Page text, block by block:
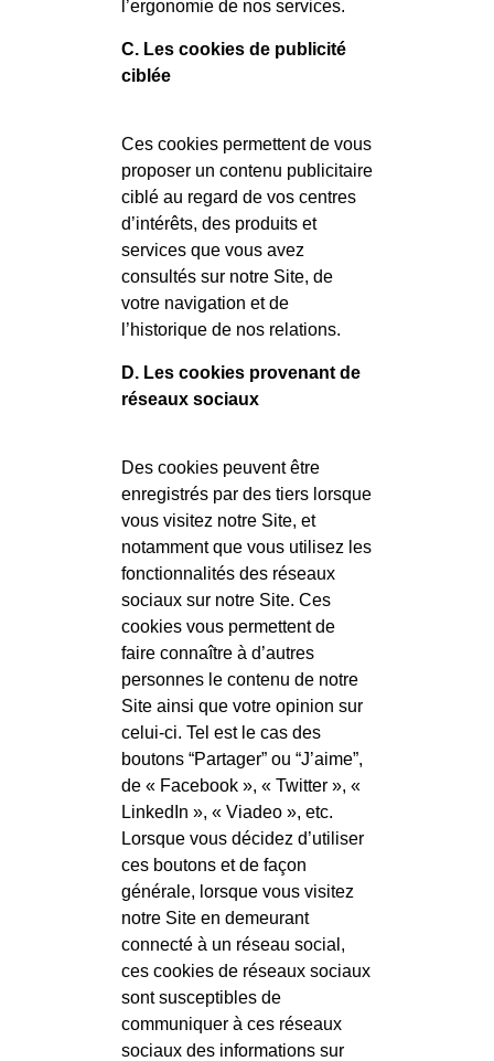
l’ergonomie de nos services.
C. Les cookies de publicité
ciblée
Ces cookies permettent de vous
proposer un contenu publicitaire
ciblé au regard de vos centres
d’intérêts, des produits et
services que vous avez
consultés sur notre Site, de
votre navigation et de
l’historique de nos relations.
D. Les cookies provenant de
réseaux sociaux
Des cookies peuvent être
enregistrés par des tiers lorsque
vous visitez notre Site, et
notamment que vous utilisez les
fonctionnalités des réseaux
sociaux sur notre Site. Ces
cookies vous permettent de
faire connaître à d’autres
personnes le contenu de notre
Site ainsi que votre opinion sur
celui-ci. Tel est le cas des
boutons “Partager” ou “J’aime”,
de « Facebook », « Twitter », «
LinkedIn », « Viadeo », etc.
Lorsque vous décidez d’utiliser
ces boutons et de façon
générale, lorsque vous visitez
notre Site en demeurant
connecté à un réseau social,
ces cookies de réseaux sociaux
sont susceptibles de
communiquer à ces réseaux
sociaux des informations sur